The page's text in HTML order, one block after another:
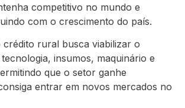
competitivo no mundo e
com o crescimento do país.
crédito rural busca viabilizar o
insumos, maquinário e
que o setor ganhe
entrar em novos mercados no